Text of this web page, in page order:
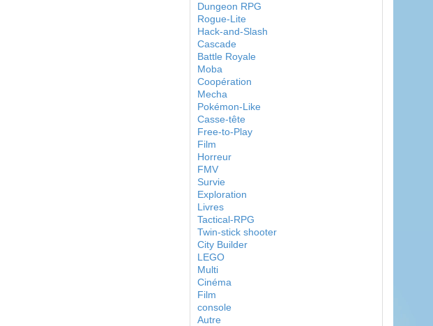
Dungeon RPG
Rogue-Lite
Hack-and-Slash
Cascade
Battle Royale
Moba
Coopération
Mecha
Pokémon-Like
Casse-tête
Free-to-Play
Film
Horreur
FMV
Survie
Exploration
Livres
Tactical-RPG
Twin-stick shooter
City Builder
LEGO
Multi
Cinéma
Film
console
Autre